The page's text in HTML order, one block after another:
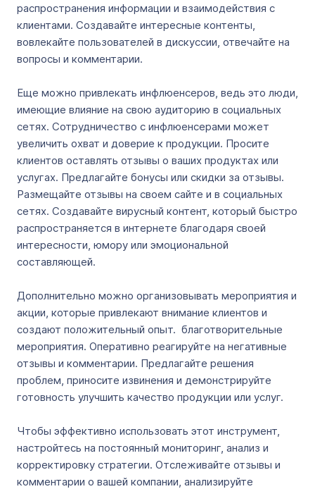
распространения информации и взаимодействия с
клиентами. Создавайте интересные контенты,
вовлекайте пользователей в дискуссии, отвечайте на
вопросы и комментарии.
Еще можно привлекать инфлюенсеров, ведь это люди,
имеющие влияние на свою аудиторию в социальных
сетях. Сотрудничество с инфлюенсерами может
увеличить охват и доверие к продукции. Просите
клиентов оставлять отзывы о ваших продуктах или
услугах. Предлагайте бонусы или скидки за отзывы.
Размещайте отзывы на своем сайте и в социальных
сетях. Создавайте вирусный контент, который быстро
распространяется в интернете благодаря своей
интересности, юмору или эмоциональной
составляющей.
Дополнительно можно организовывать мероприятия и
акции, которые привлекают внимание клиентов и
создают положительный опыт. благотворительные
мероприятия. Оперативно реагируйте на негативные
отзывы и комментарии. Предлагайте решения
проблем, приносите извинения и демонстрируйте
готовность улучшить качество продукции или услуг.
Чтобы эффективно использовать этот инструмент,
настройтесь на постоянный мониторинг, анализ и
корректировку стратегии. Отслеживайте отзывы и
комментарии о вашей компании, анализируйте